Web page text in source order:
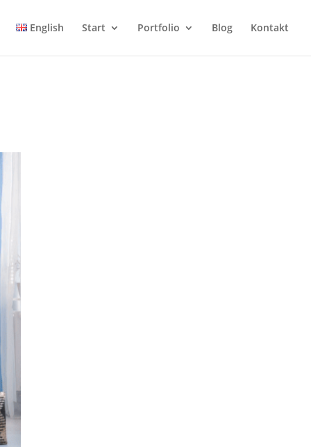
English Start Portfolio Blog Kontakt